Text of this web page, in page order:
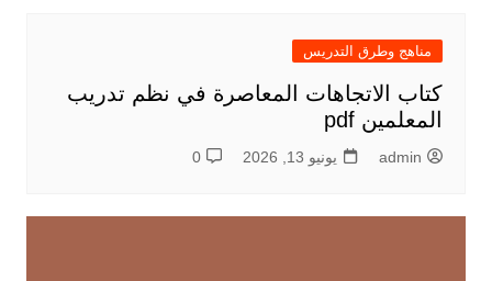
مناهج وطرق التدريس
كتاب الاتجاهات المعاصرة في نظم تدريب
المعلمين pdf
admin يونيو 13, 2026 0